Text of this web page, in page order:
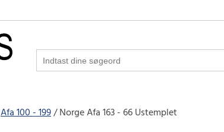
Afa 100 - 199 Norge Afa 163 - 66 Ustemplet